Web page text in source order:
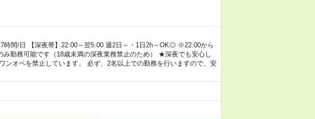
時間/日 【深夜帯】22:00～翌5:00 週2日～・1日2h～OK◎ ※22:00から
み勤務可能です（18歳未満の深夜業務禁止のため） ★深夜でも安心し
ンオペを禁止しています。 必ず、2名以上での勤務を行いますので、安